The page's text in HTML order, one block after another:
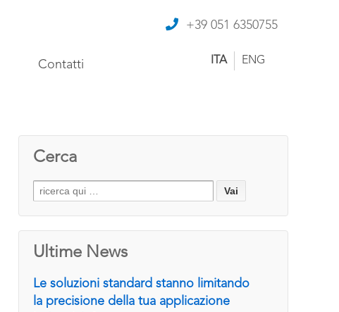
+39 051 6350755
Contatti ITA ENG
Cerca
Search
for:
Ultime News
Le soluzioni standard stanno limitando
la precisione della tua applicazione